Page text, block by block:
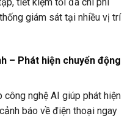
giám sát tại nhiều vị trí
– Phát hiện chuyển động
công nghệ AI giúp phát hiện
báo về điện thoại ngay